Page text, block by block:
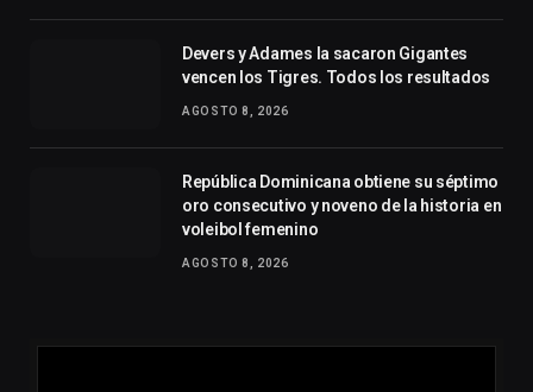
Devers y Adames la sacaron Gigantes
vencen los Tigres. Todos los resultados
AGOSTO 8, 2026
República Dominicana obtiene su séptimo
oro consecutivo y noveno de la historia en
voleibol femenino
AGOSTO 8, 2026